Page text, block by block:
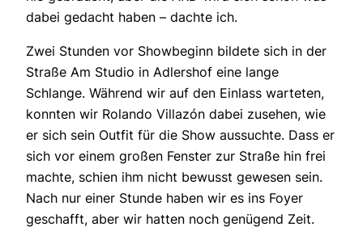
dabei gedacht haben – dachte ich.
Zwei Stunden vor Showbeginn bildete sich in der
Straße Am Studio in Adlershof eine lange
Schlange. Während wir auf den Einlass warteten,
konnten wir Rolando Villazón dabei zusehen, wie
er sich sein Outfit für die Show aussuchte. Dass er
sich vor einem großen Fenster zur Straße hin frei
machte, schien ihm nicht bewusst gewesen sein.
Nach nur einer Stunde haben wir es ins Foyer
geschafft, aber wir hatten noch genügend Zeit.